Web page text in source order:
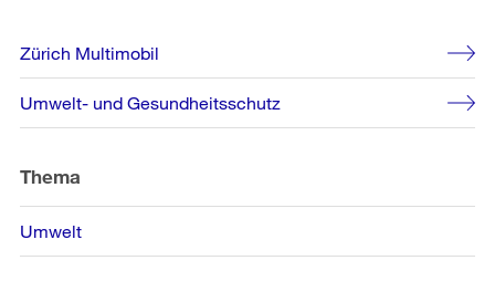
Weitere
Informationen
Zürich Multimobil
Umwelt- und Gesundheitsschutz
Thema
Umwelt